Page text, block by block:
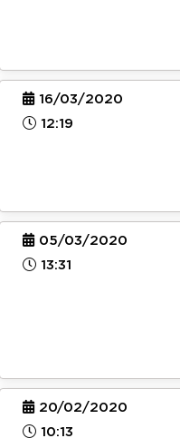
16/03/2020
12:19
05/03/2020
13:31
20/02/2020
10:13